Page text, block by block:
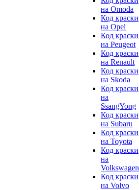
на Omoda
Код краски
на Opel
Код краски
на Peugeot
Код краски
на Renault
Код краски
на Skoda
Код краски
на
SsangYong
Код краски
на Subaru
Код краски
на Toyota
Код краски
на
Volkswagen
Код краски
на Volvo